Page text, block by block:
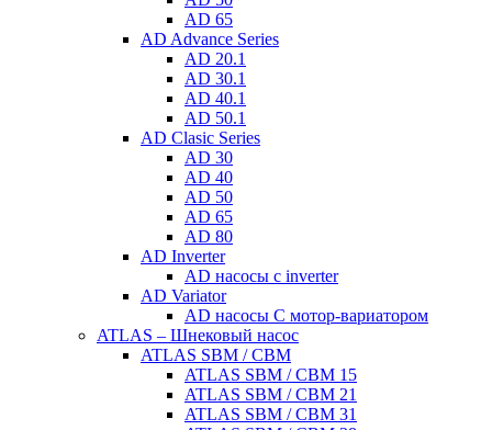
AD 65
AD Advance Series
AD 20.1
AD 30.1
AD 40.1
AD 50.1
AD Clasic Series
AD 30
AD 40
AD 50
AD 65
AD 80
AD Inverter
AD насосы с inverter
AD Variator
AD насосы С мотор-вариатором
ATLAS – Шнековый насос
ATLAS SBM / CBM
ATLAS SBM / CBM 15
ATLAS SBM / CBM 21
ATLAS SBM / CBM 31